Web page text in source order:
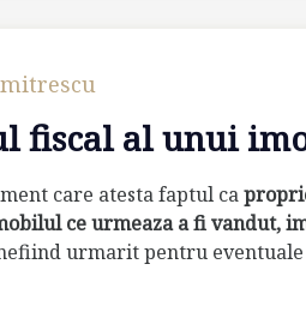
fiscal al unui
care atesta faptul ca
ce urmeaza a fi vandut,
urmarit pentru eventuale